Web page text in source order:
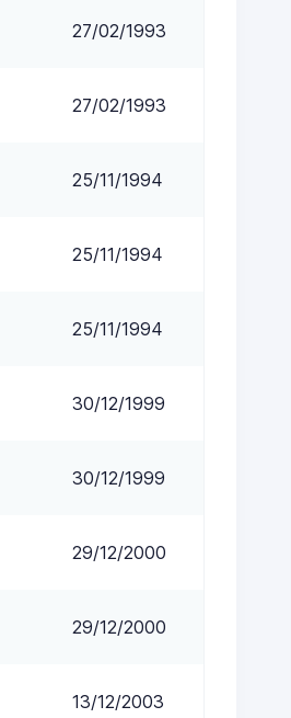
27/02/1993
27/02/1993
25/11/1994
25/11/1994
25/11/1994
30/12/1999
30/12/1999
29/12/2000
29/12/2000
13/12/2003